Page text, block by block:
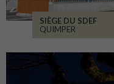
SIÈGE DU SDEF
QUIMPER